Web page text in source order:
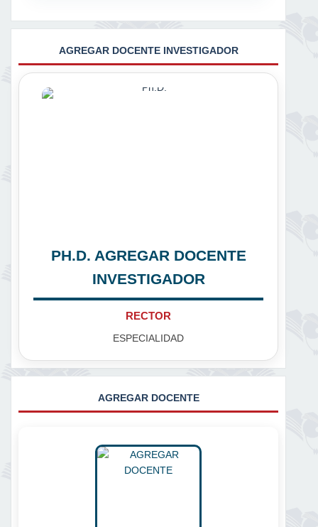
AGREGAR DOCENTE INVESTIGADOR
PH.D. AGREGAR DOCENTE
INVESTIGADOR
RECTOR
ESPECIALIDAD
AGREGAR DOCENTE